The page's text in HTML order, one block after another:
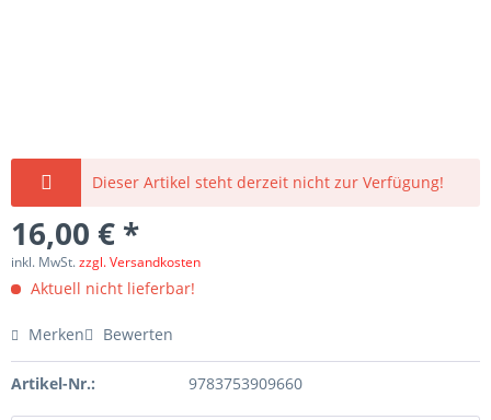
Dieser Artikel steht derzeit nicht zur Verfügung!
16,00 € *
inkl. MwSt.zzgl. Versandkosten
Aktuell nicht lieferbar!
Merken Bewerten
Artikel-Nr.: 9783753909660